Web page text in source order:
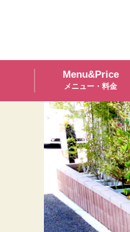
Menu&Price